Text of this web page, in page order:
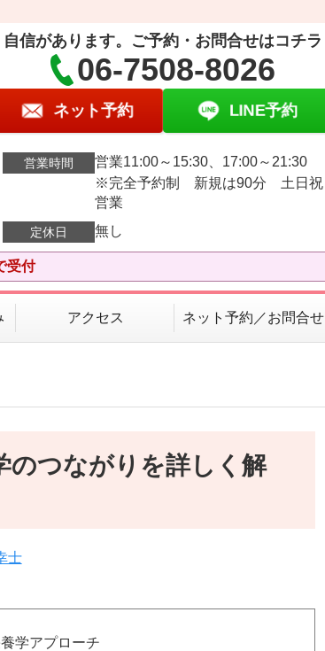
自信があります。ご予約・お問合せはコチラ
06-7508-8026
ネット予約 LINE予約
営業時間
営業11:00～15:30、17:00～21:30
※完全予約制 新規は90分 土日祝
営業
定休日 無し
受付
アクセス ネット予約／お問合せ
のつながりを詳しく解
士
学アプローチ